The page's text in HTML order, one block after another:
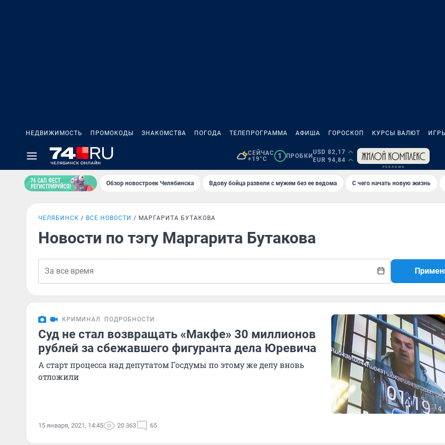
НЕДВИЖИМОСТЬ ПРОМОКОДЫ ЗНАКОМСТВА ПОГОДА ТЕЛЕПРОГРАММА АФИША ГОРОСКОП КУРСЫ ВАЛЮТ
СЕЙЧАС
+19°C
1 ПРОБКИ
USD 82,17
EUR 94,84
Обзор новостроек Челябинска Вдову бойца развели с мужем без ее ведома С чего начать новую жизнь
ЧЕЛЯБИНСК ВСЕ НОВОСТИ МАРГАРИТА БУТАКОВА
Новости по тэгу Маргарита Бутакова
КРИМИНАЛ ПОДРОБНОСТИ
Суд не стал возвращать «Макфе» 30 миллионов
рублей за сбежавшего фигуранта дела Юревича
А старт процесса над депутатом Госдумы по этому же делу вновь
отложили
15 января, 2021, 14:45 20 363 65